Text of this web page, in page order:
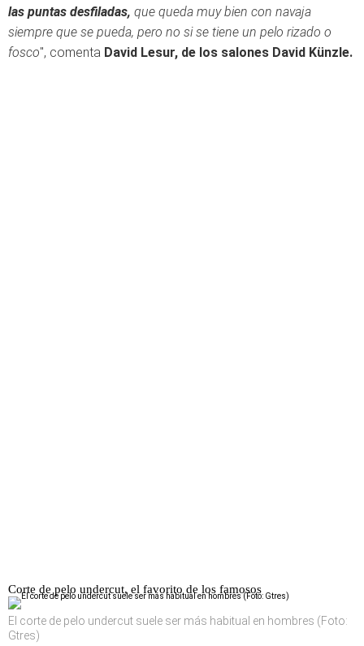
las puntas desfiladas, que queda muy bien con navaja
siempre que se pueda, pero no si se tiene un pelo rizado o
fosco", comenta David Lesur, de los salones David Künzle.
Corte de pelo undercut, el favorito de los famosos
El corte de pelo undercut suele ser más habitual en hombres (Foto:
Gtres)